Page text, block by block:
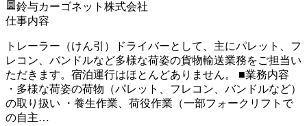
鈴与カーゴネット株式会社
仕事内容
トレーラー（けん引）ドライバーとして、主にパレット、フ
レコン、バンドルなど多様な荷姿の貨物輸送業務をご担当い
ただきます。宿泊運行はほとんどありません。 ■業務内容
・多様な荷姿の荷物（パレット、フレコン、バンドルなど）
の取り扱い ・養生作業、荷役作業（一部フォークリフトで
の自主…